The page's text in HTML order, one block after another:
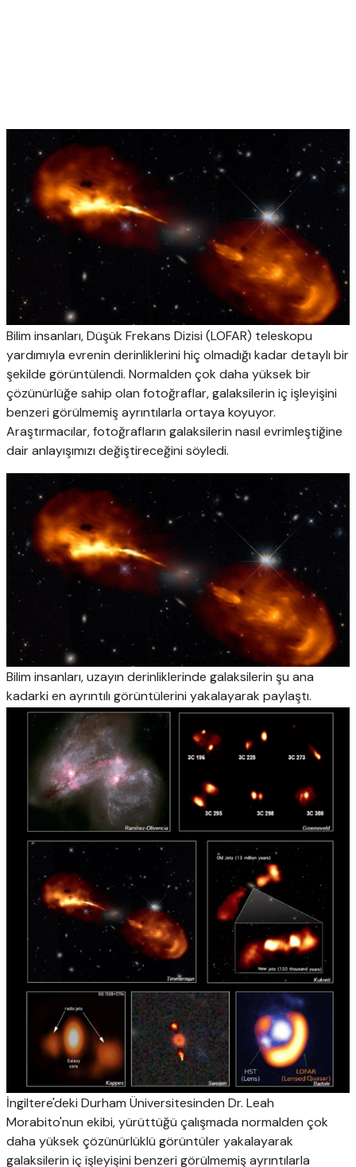
Bilim insanları, Düşük Frekans Dizisi (LOFAR) teleskopu
yardımıyla evrenin derinliklerini hiç olmadığı kadar detaylı bir
şekilde görüntülendi. Normalden çok daha yüksek bir
çözünürlüğe sahip olan fotoğraflar, galaksilerin iç işleyişini
benzeri görülmemiş ayrıntılarla ortaya koyuyor.
Araştırmacılar, fotoğrafların galaksilerin nasıl evrimleştiğine
dair anlayışımızı değiştireceğini söyledi.
Bilim insanları, uzayın derinliklerinde galaksilerin şu ana
kadarki en ayrıntılı görüntülerini yakalayarak paylaştı.
İngiltere'deki Durham Üniversitesinden Dr. Leah
Morabito'nun ekibi, yürüttüğü çalışmada normalden çok
daha yüksek çözünürlüklü görüntüler yakalayarak
galaksilerin iç işleyişini benzeri görülmemiş ayrıntılarla